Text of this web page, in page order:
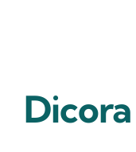
Dicora